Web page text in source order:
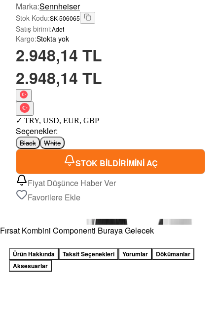
Marka:Sennheiser
Stok Kodu:SK-506065
Satış birimi:Adet
Kargo:Stokta yok
2.948,14 TL
2.948,14 TL
✓ TRY, USD, EUR, GBP
Seçenekler:
Black White
STOK BİLDİRİMİNİ AÇ
Fiyat Düşünce Haber Ver
Favorilere Ekle
Fırsat Kombini Componenti Buraya Gelecek
Ürün Hakkında Taksit Seçenekleri Yorumlar
Dökümanlar
Aksesuarlar